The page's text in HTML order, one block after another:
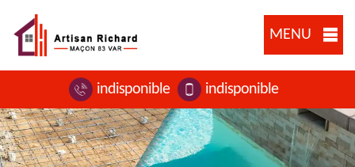
MENU
indisponible indisponible